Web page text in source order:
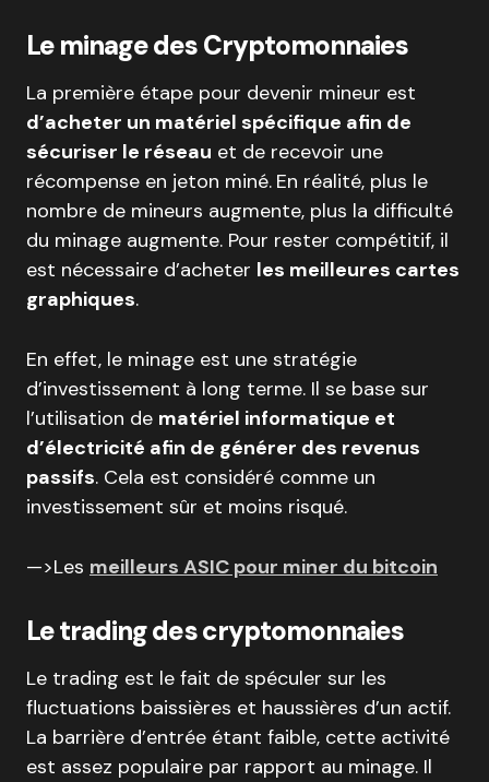
Le minage des Cryptomonnaies
La première étape pour devenir mineur est
d’acheter un matériel spécifique afin de
sécuriser le réseau et de recevoir une
récompense en jeton miné. En réalité, plus le
nombre de mineurs augmente, plus la difficulté
du minage augmente. Pour rester compétitif, il
est nécessaire d’acheter les meilleures cartes
graphiques.
En effet, le minage est une stratégie
d’investissement à long terme. Il se base sur
l’utilisation de matériel informatique et
d’électricité afin de générer des revenus
passifs. Cela est considéré comme un
investissement sûr et moins risqué.
—>Les meilleurs ASIC pour miner du bitcoin
Le trading des cryptomonnaies
Le trading est le fait de spéculer sur les
fluctuations baissières et haussières d’un actif.
La barrière d’entrée étant faible, cette activité
est assez populaire par rapport au minage. Il